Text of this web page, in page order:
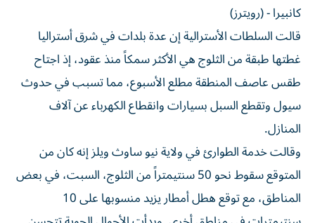
كانبيرا - (رويترز)
قالت السلطات الأسترالية إن عدة بلدات في شرق أستراليا
غطتها طبقة من الثلوج هي الأكثر سمكاً منذ عقود، إذ اجتاح
طقس عاصف المنطقة مطلع الأسبوع، مما تسبب في حدوث
سيول وتقطع السبل بسيارات وانقطاع الكهرباء عن آلاف
المنازل.
وقالت خدمة الطوارئ في ولاية نيو ساوث ويلز إنه كان من
المتوقع سقوط نحو 50 سنتيمتراً من الثلوج، السبت، في بعض
المناطق، مع توقع هطل أمطار يزيد منسوبها على 10